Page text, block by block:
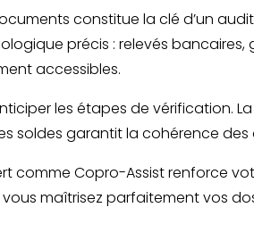
constitue la clé d’un audit
précis : relevés
accessibles.
les étapes de vérification.
soldes garantit la cohérence des
comme Copro-Assist renforce
vous maîtrisez parfaitement vos